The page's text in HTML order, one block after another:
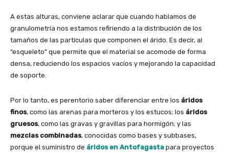
A estas alturas, conviene aclarar que cuando hablamos de
granulometría nos estamos refiriendo a la distribución de los
tamaños de las partículas que componen el árido. Es decir, al
“esqueleto” que permite que el material se acomode de forma
densa, reduciendo los espacios vacíos y mejorando la capacidad
de soporte.
Por lo tanto, es perentorio saber diferenciar entre los áridos
finos, como las arenas para morteros y los estucos; los áridos
gruesos, como las gravas y gravillas para hormigón; y las
mezclas combinadas, conocidas como bases y subbases,
porque el suministro de áridos en Antofagasta para proyectos